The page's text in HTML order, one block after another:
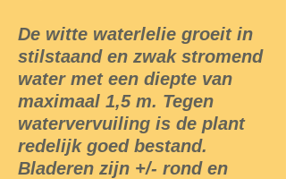
De witte waterlelie groeit in
stilstaand en zwak stromend
water met een diepte van
maximaal 1,5 m. Tegen
watervervuiling is de plant
redelijk goed bestand.
Bladeren zijn +/- rond en